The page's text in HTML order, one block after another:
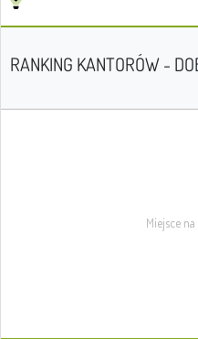
RANKING KANTORÓW -